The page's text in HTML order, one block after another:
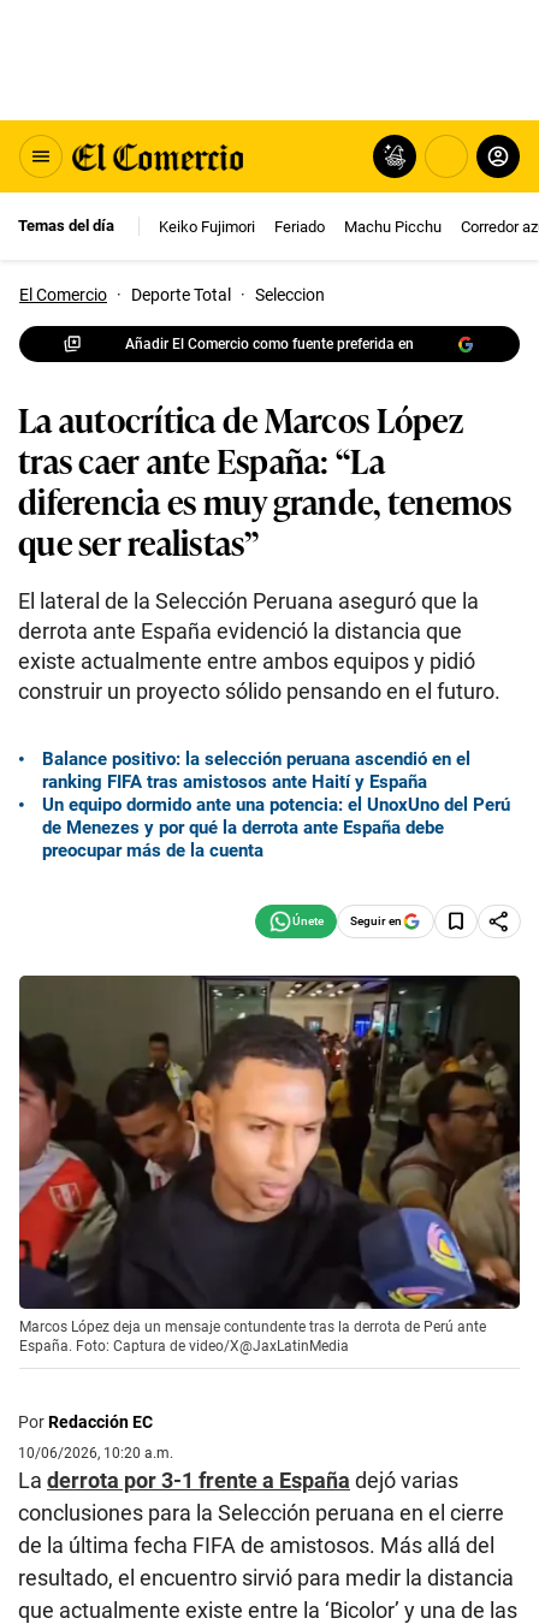
Temas del día Keiko Fujimori Feriado Machu Picchu Corredor
El Comercio · Deporte Total · Seleccion
Añadir El Comercio como fuente preferida en
La autocrítica de Marcos López
tras caer ante España: “La
diferencia es muy grande, tenemos
que ser realistas”
El lateral de la Selección Peruana aseguró que la
derrota ante España evidenció la distancia que
existe actualmente entre ambos equipos y pidió
construir un proyecto sólido pensando en el futuro.
Balance positivo: la selección peruana ascendió en el
ranking FIFA tras amistosos ante Haití y España
Un equipo dormido ante una potencia: el UnoxUno del Perú
de Menezes y por qué la derrota ante España debe
preocupar más de la cuenta
Seguir en
Marcos López deja un mensaje contundente tras la derrota de Perú ante
España. Foto: Captura de video/X@JaxLatinMedia
PorRedacción EC
10/06/2026, 10:20 a.m.
La derrota por 3-1 frente a España dejó varias
conclusiones para la Selección peruana en el cierre
de la última fecha FIFA de amistosos. Más allá del
resultado, el encuentro sirvió para medir la distancia
que actualmente existe entre la ‘Bicolor’ y una de las